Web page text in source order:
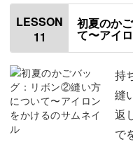
使用材料・道具
持ち手ひもについて
型紙を切る
線を引く
LESSON
11
初夏のか
て〜アイ
持
縫
返
で